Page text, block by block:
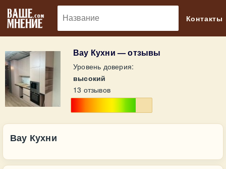
Контакты
Вау Кухни — отзывы
Уровень доверия:
высокий
13 отзывов
Вау Кухни